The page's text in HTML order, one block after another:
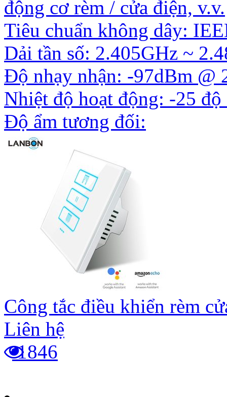
động cơ rèm / cửa điện, v.v.
Tiêu chuẩn không dây:
Dải tần số: 2.405GHz ~
Độ nhạy nhận: -97dBm @
Nhiệt độ hoạt động: -25 độ
Độ ẩm tương đối:
Công tắc điều khiển rèm
Liên hệ
1846